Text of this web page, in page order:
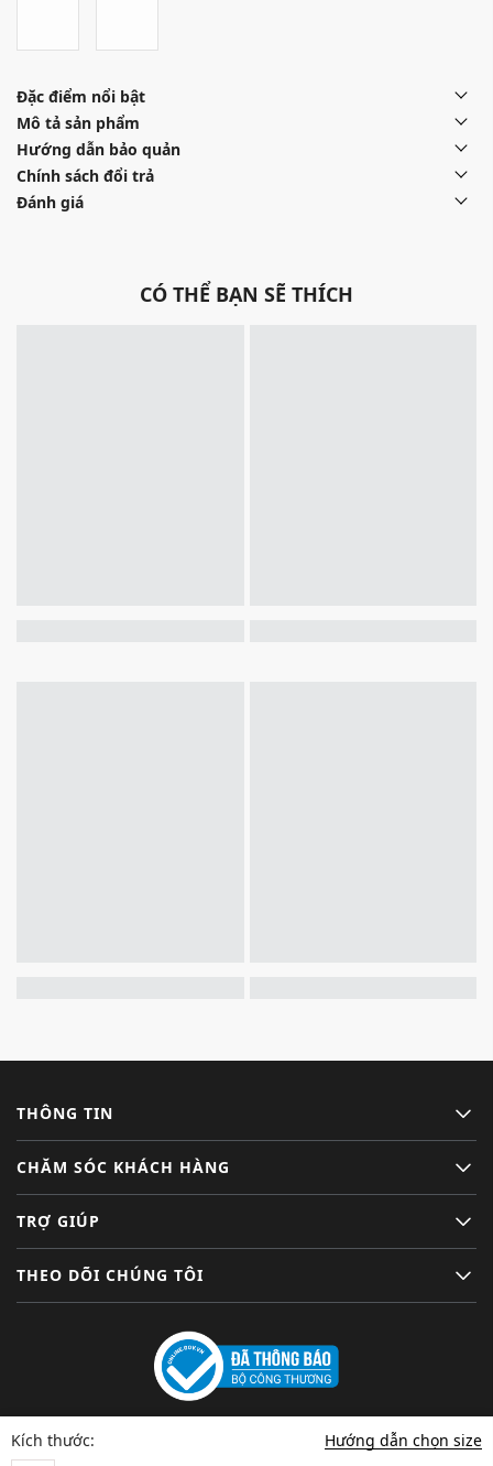
Kích thước: Hướng dẫn chọn size
Đặc điểm nổi bật
Mô tả sản phẩm
Hướng dẫn bảo quản
Chính sách đổi trả
Đánh giá
CÓ THỂ BẠN SẼ THÍCH
THÔNG TIN
CHĂM SÓC KHÁCH HÀNG
TRỢ GIÚP
THEO DÕI CHÚNG TÔI